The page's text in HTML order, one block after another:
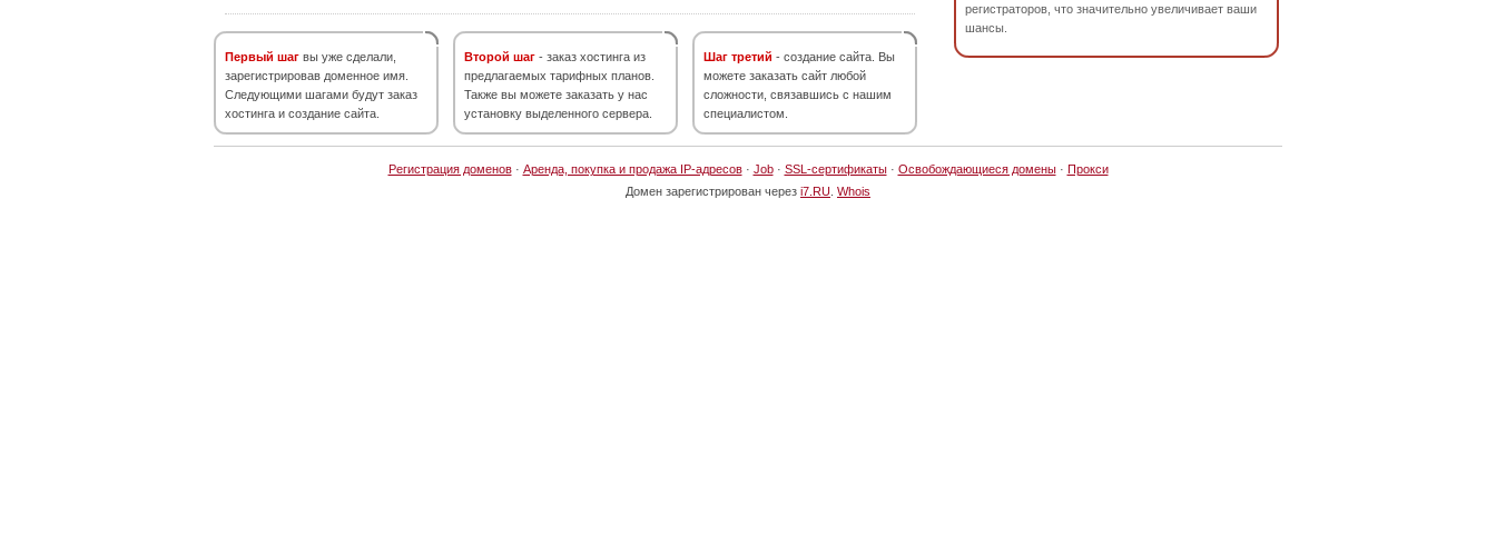
Первый шаг вы уже сделали,
зарегистрировав доменное имя.
Следующими шагами будут заказ
хостинга и создание сайта.
Второй шаг - заказ хостинга из
предлагаемых тарифных планов.
Также вы можете заказать у нас
установку выделенного сервера.
Шаг третий - создание сайта. Вы
можете заказать сайт любой
сложности, связавшись с нашим
специалистом.
регистраторов, что значительно увеличивает ваши
шансы.
Регистрация доменов· Аренда, покупка и продажа IP-адресов· Job· SSL-сертификаты· Освобождающиеся домены· Прокси
Домен зарегистрирован через i7.RU Whois